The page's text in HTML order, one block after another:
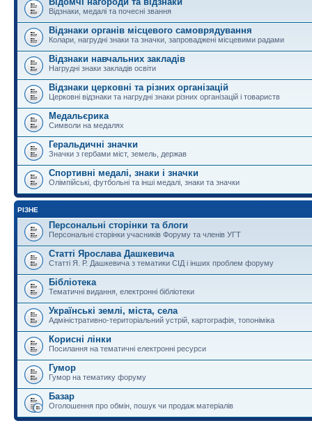
Відзнаки, медалі та почесні звання
Відзнаки органів місцевого самоврядування
Колари, нагрудні знаки та значки, запроваджені місцевими радами
Відзнаки навчальних закладів
Нагрудні знаки закладів освіти
Відзнаки церковні та різних організацій
Церковні відзнаки та нагрудні знаки різних організацій і товариств
Медальєрика
Символи на медалях
Геральдичні значки
Значки з гербами міст, земель, держав
Спортивні медалі, знаки і значки
Олімпійські, футбольні та інші медалі, знаки та значки
РІЗНЕ
Персональні сторінки та блоги
Персональні сторінки учасників Форуму та членів УГТ
Статті Ярослава Дашкевича
Статті Я. Р. Дашкевича з тематики СІД і інших проблем форуму
Бібліотека
Тематичні видання, електронні бібліотеки
Українські землі, міста, села
Адміністративно-територіальний устрій, картографія, топоніміка
Корисні лінки
Посилання на тематичні електронні ресурси
Гумор
Гумор на тематику форуму
Базар
Оголошення про обмін, пошук чи продаж матеріалів